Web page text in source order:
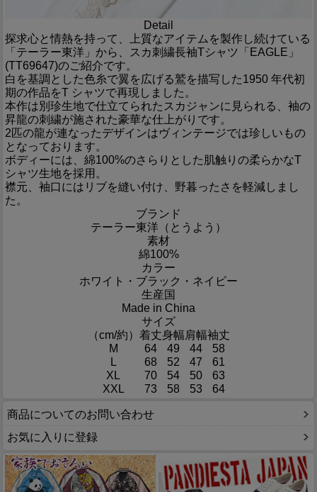
Detail
探求心と情熱を持って、上質なアイテムを製作し続けている
「テーラー東洋」から、スカ刺繍長袖Tシャツ「EAGLE」
(TT69647)のご紹介です。
白を基調とした色糸で翼を広げる鷲を描写した1950 年代初
期の作品をT シャツで再現しました。
本作は別珍生地で仕立てられたスカジャンに見られる、袖の
昇龍の刺繍が施された豪華な仕上がりです。
2匹の龍が連なったデザインはヴィンテージでは珍しいもの
となっております。
ボディーには、綿100%のさらりとした肌触りの柔らかなT
シャツ生地を採用。
襟元、袖口にはリブを縫い付け、野暮ったさを軽減しまし
た。
ブランド
テーラー東洋（とうよう）
素材
綿100%
カラー
ホワイト・ブラック・ネイビー
生産国
Made in China
サイズ
（cm/約） 着丈身幅肩幅袖丈
M
64 49 44
58
L
68 52 47
61
XL
70 54 50
63
XXL
73 58 53 64
商品についてのお問い合わせ
お気に入りに登録